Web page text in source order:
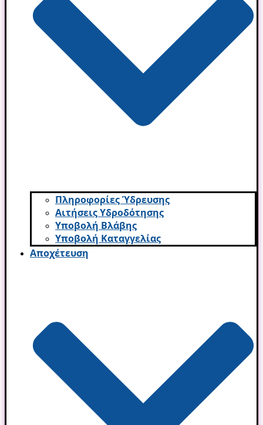
Πληροφορίες Ύδρευσης
Αιτήσεις Υδροδότησης
Υποβολή Βλάβης
Υποβολή Καταγγελίας
Αποχέτευση